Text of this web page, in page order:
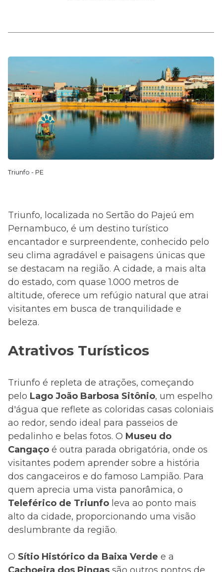
Triunfo - PE
Triunfo, localizada no Sertão do Pajeú em
Pernambuco, é um destino turístico
encantador e surpreendente, conhecido pelo
seu clima agradável e paisagens únicas que
se destacam na região. A cidade, a mais alta
do estado, com quase 1.000 metros de
altitude, oferece um refúgio natural que atrai
visitantes em busca de tranquilidade e
beleza.
Atrativos Turísticos
Triunfo é repleta de atrações, começando
pelo Lago João Barbosa Sitônio, um espelho
d'água que reflete as coloridas casas coloniais
ao redor, sendo ideal para passeios de
pedalinho e belas fotos. O Museu do
Cangaço é outra parada obrigatória, onde os
visitantes podem aprender sobre a história
dos cangaceiros e do famoso Lampião. Para
quem aprecia uma vista panorâmica, o
Teleférico de Triunfo leva ao ponto mais
alto da cidade, proporcionando uma visão
deslumbrante da região.
O Sítio Histórico da Baixa Verde e a